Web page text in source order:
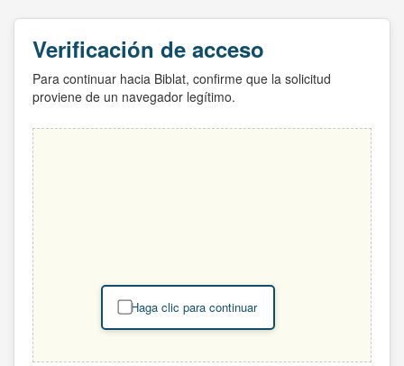
Verificación de acceso
Para continuar hacia Biblat, confirme que la solicitud
proviene de un navegador legítimo.
Haga clic para continuar